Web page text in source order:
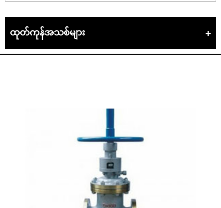
ထုတ်ကုန်အသစ်များ